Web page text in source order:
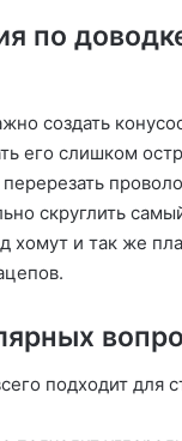
по
создать
его слишком
скруглить
хомут и так же
подходит для